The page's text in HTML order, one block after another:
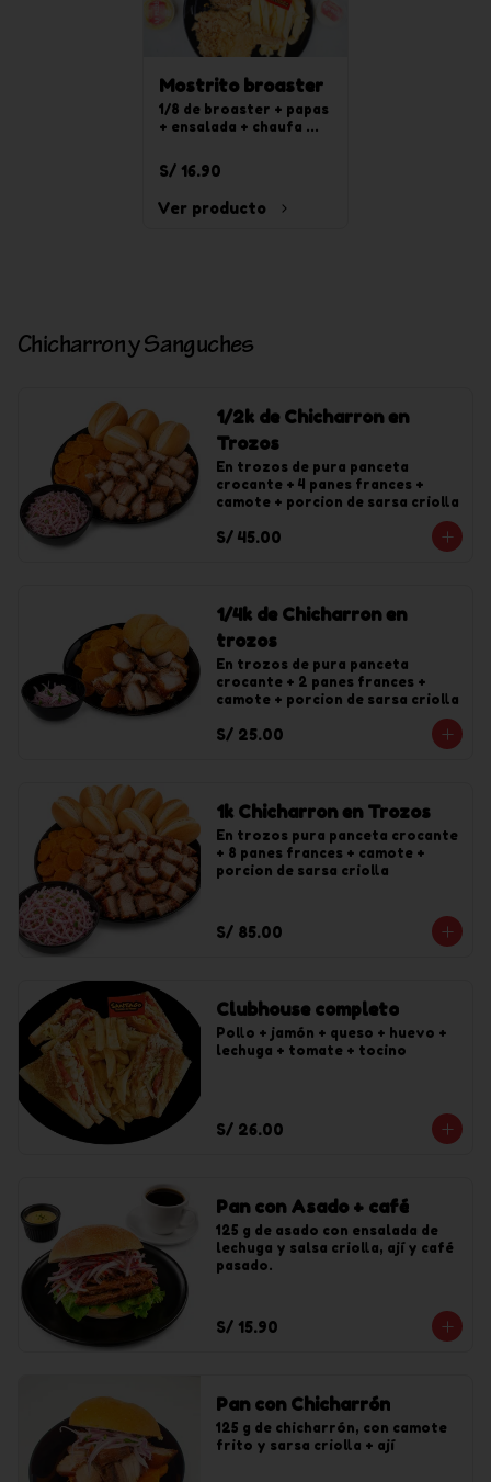
Mostrito broaster
1/8 de broaster + papas
+ ensalada + chaufa
S/ 16.90
Ver producto
Chicharron y Sanguches
1/2k de Chicharron en
Trozos
En trozos de pura panceta
crocante + 4 panes frances +
camote + porcion de sarsa criolla
S/ 45.00
1/4k de Chicharron en
trozos
En trozos de pura panceta
crocante + 2 panes frances +
camote + porcion de sarsa criolla
S/ 25.00
1k Chicharron en Trozos
En trozos pura panceta crocante
+ 8 panes frances + camote +
porcion de sarsa criolla
S/ 85.00
Clubhouse completo
Pollo + jamón + queso + huevo +
lechuga + tomate + tocino
S/ 26.00
Pan con Asado + café
125 g de asado con ensalada de
lechuga y salsa criolla, ají y café
pasado.
S/ 15.90
Pan con Chicharrón
125 g de chicharrón, con camote
frito y sarsa criolla + ají